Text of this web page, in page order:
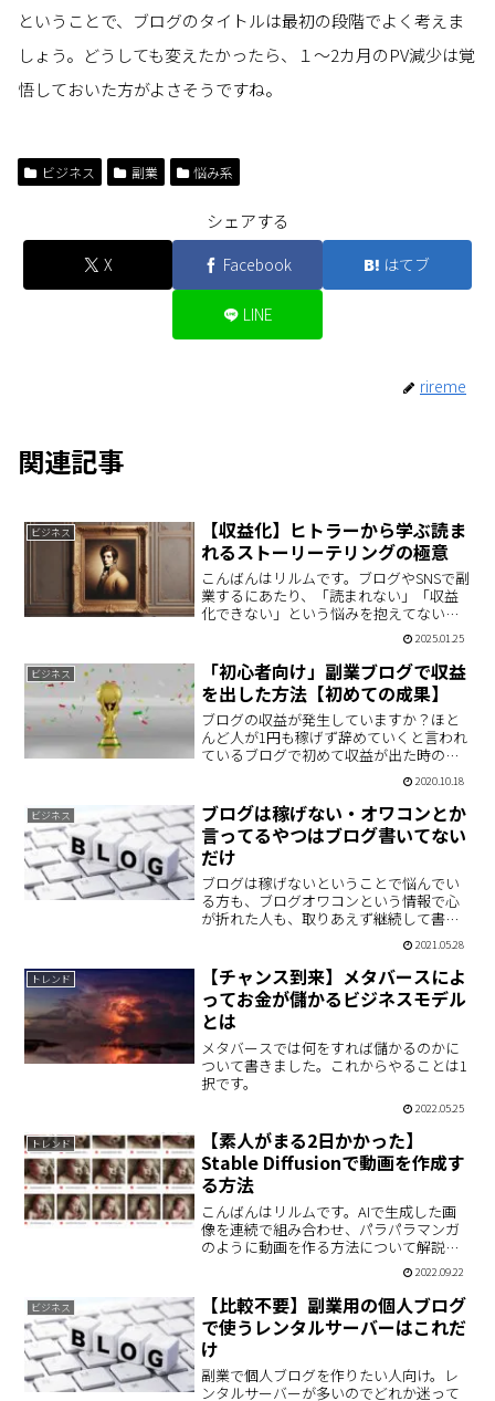
ということで、ブログのタイトルは最初の段階でよく考えま
しょう。どうしても変えたかったら、１～2カ月のPV減少は覚
悟しておいた方がよさそうですね。
ビジネス 副業 悩み系
シェアする
X Facebook はてブ
LINE
rireme
関連記事
ビジネス
【収益化】ヒトラーから学ぶ読ま
れるストーリーテリングの極意
こんばんはリルムです。ブログやSNSで副
業するにあたり、「読まれない」「収益
化できない」という悩みを抱えてないで
すか？思わずこの記事をクリックしたん
だから、抱えてますよね？ね？でね、そ
の理由はおそらく「アナタの記事で読者
の心が動かないから」…
2025.01.25
ビジネス
「初心者向け」副業ブログで収益
を出した方法【初めての成果】
ブログの収益が発生していますか？ほと
んど人が1円も稼げず辞めていくと言われ
ているブログで初めて収益が出た時の話
です。おそらく報酬発生という結果を一
番簡単に出す方法がこれだと思いますの
で、記事にしてみました。
2020.10.18
ビジネス
ブログは稼げない・オワコンとか
言ってるやつはブログ書いてない
だけ
ブログは稼げないということで悩んでい
る方も、ブログオワコンという情報で心
が折れた人も、取りあえず継続して書い
てほしいです。ワタシも3年目でようやく
10万PVに到達できそうになりました。
2021.05.28
トレンド
【チャンス到来】メタバースによ
ってお金が儲かるビジネスモデル
とは
メタバースでは何をすれば儲かるのかに
ついて書きました。これからやることは1
択です。
2022.05.25
トレンド
【素人がまる2日かかった】
Stable Diffusionで動画を作成す
る方法
こんばんはリルムです。AIで生成した画
像を連続で組み合わせ、パラパラマンガ
のように動画を作る方法について解説し
たいと思います。これ。丸2日かかりまし
た。テキストから画像を作成し、動画に
するというもの。リンゴ→バナナ→ココ
ナッツ→ドリアンのよ…
2022.09.22
ビジネス
【比較不要】副業用の個人ブログ
で使うレンタルサーバーはこれだ
け
副業で個人ブログを作りたい人向け。レ
ンタルサーバーが多いのでどれか迷って